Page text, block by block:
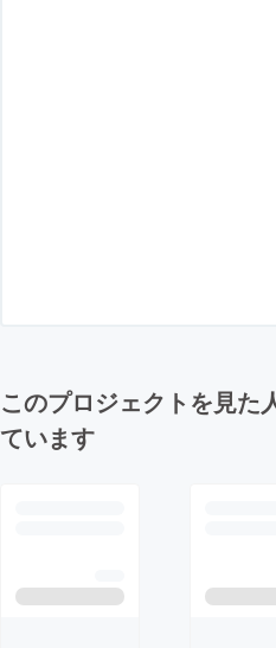
このプロジェクトを見た
ています